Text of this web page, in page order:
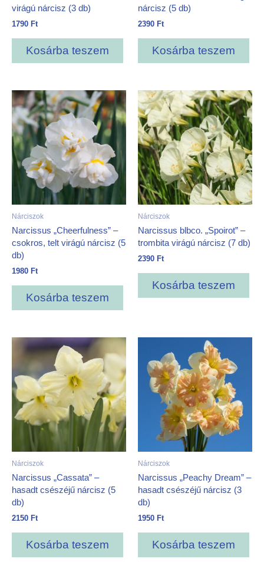
virágú nárcisz (3 db)
1790 Ft
Kosárba teszem
nárcisz (5 db)
2390 Ft
Kosárba teszem
Nárciszok
Narcissus „Cheerfulness” –
csokros, telt virágú nárcisz (5
db)
1980 Ft
Kosárba teszem
Nárciszok
Narcissus blbco. „Spoirot” –
trombita virágú nárcisz (7 db)
2390 Ft
Kosárba teszem
Nárciszok
Narcissus „Cassata” –
hasadt csészéjű nárcisz (5
db)
2150 Ft
Kosárba teszem
Nárciszok
Narcissus „Peachy Dream” –
hasadt csészéjű nárcisz (3
db)
1950 Ft
Kosárba teszem